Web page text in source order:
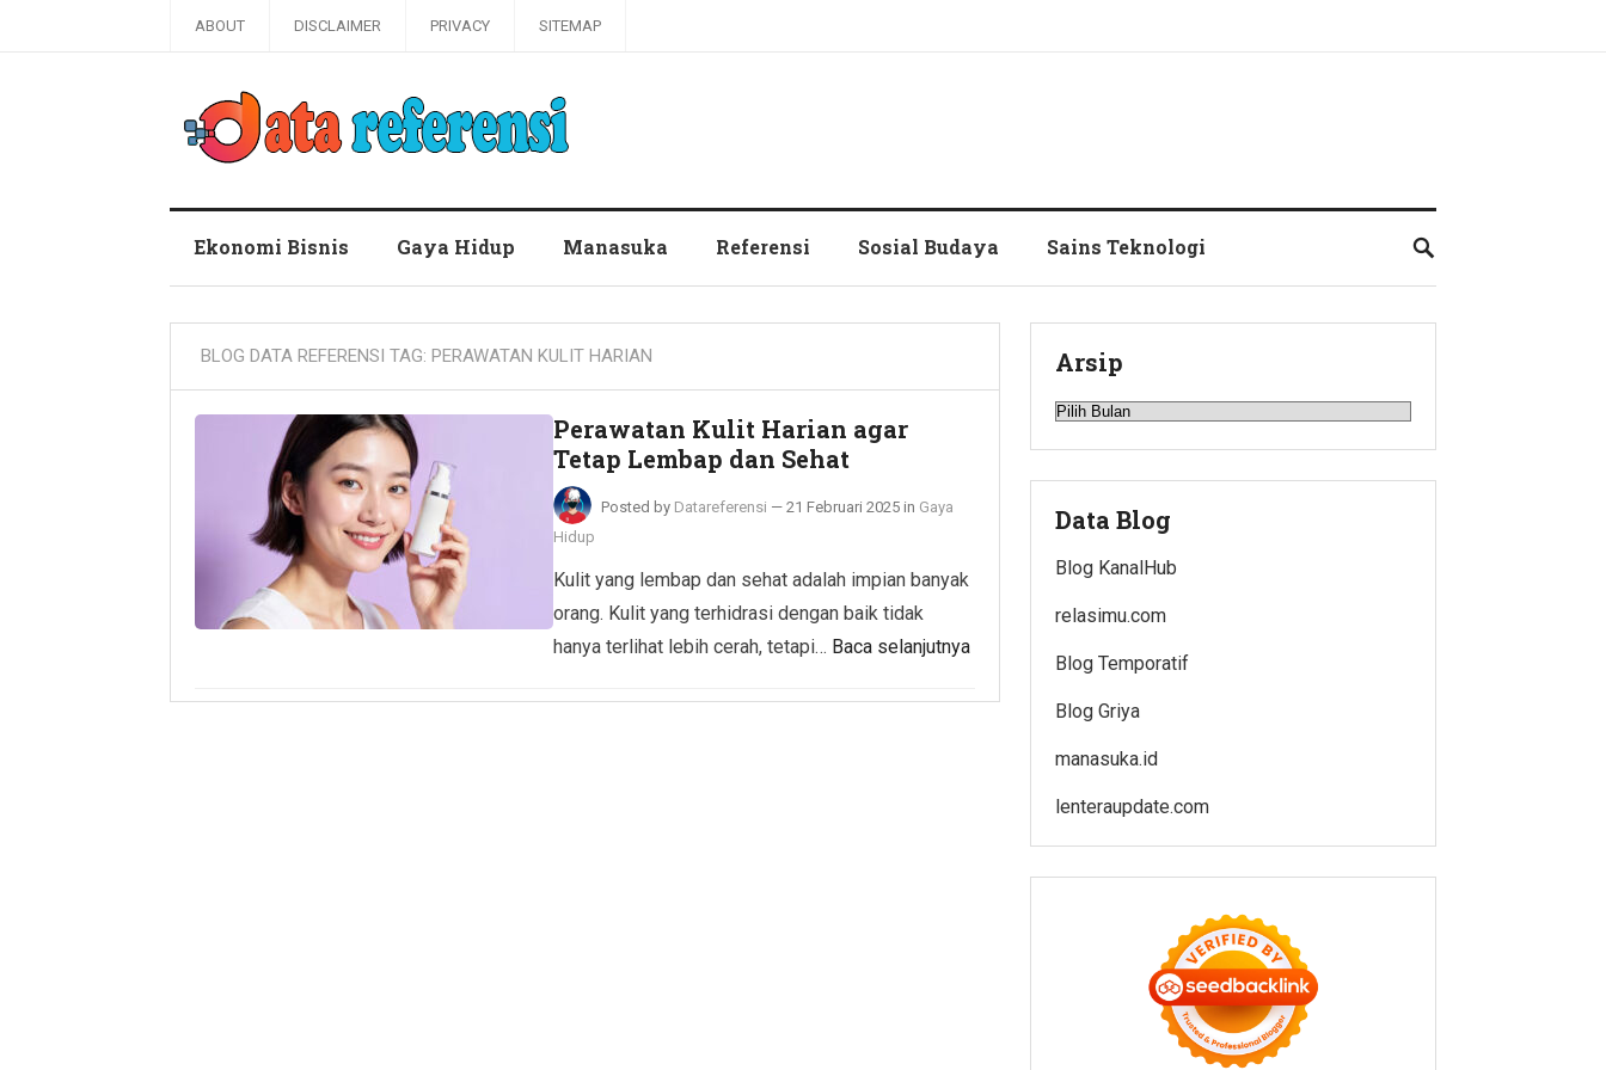
ABOUT DISCLAIMER PRIVACY SITEMAP
Ekonomi Bisnis Gaya Hidup Manasuka Referensi Sosial Budaya Sains Teknologi
BLOG DATA REFERENSI TAG: PERAWATAN KULIT HARIAN
Perawatan Kulit Harian agar
Tetap Lembap dan Sehat
Posted by Datareferensi — 21 Februari 2025 in Gaya
Hidup
Kulit yang lembap dan sehat adalah impian banyak
orang. Kulit yang terhidrasi dengan baik tidak
hanya terlihat lebih cerah, tetapi… Baca selanjutnya
Arsip
Arsip
Data Blog
Blog KanalHub
relasimu.com
Blog Temporatif
Blog Griya
manasuka.id
lenteraupdate.com